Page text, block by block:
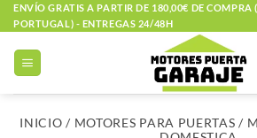
Saltar
al
contenido
ENVÍO GRATIS A PARTIR DE 180,00€ DE COMPRA
PORTUGAL) - ENTREGAS 24/48H
INICIO / MOTORES PARA PUERTAS /